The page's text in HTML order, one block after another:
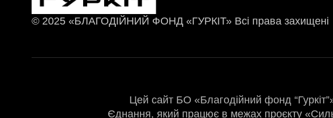
© 2025 «БЛАГОДІЙНИЙ ФОНД «ГУРКІТ» Всі права захищені
Цей сайт БО «Благодійний фонд
Єднання, який працює в межах проєкту